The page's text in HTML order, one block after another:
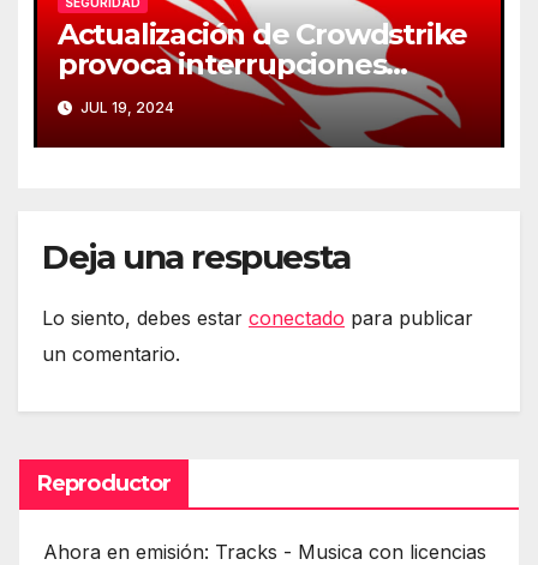
Actualización de Crowdstrike
provoca interrupciones
masivas en servicios críticos
JUL 19, 2024
Deja una respuesta
Lo siento, debes estar conectado para publicar
un comentario.
Reproductor
Ahora en emisión: Tracks - Musica con licencias